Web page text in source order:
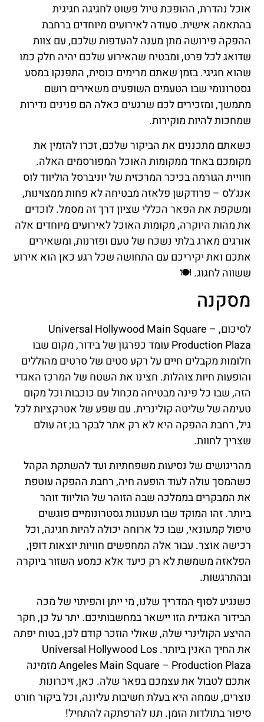
אוכל נהדרת, ההופכת טיול פשוט לחגיגה חגיגית
בהתאמה אישית. סעודה לאירועים מיוחדים ברחבת
ההפקה פירושה מתן מענה להעדפות שלכם, עם צוות
שדואג לכל פרט, ומבטיח שהאירוע שלכם יהיה חלק כמו
שהוא חגיגי. בזמן שאתם מרימים כוסית, התפנקו במסע
גסטרונומי שבו הטעמים השופעים משאירים רושם
מתמשך, ומזכירים לכם שרגעים כאלה הם פנינים נדירות
שמחכות להיות מוקירות.
כשאתם מתכננים את הביקור שלכם, זכרו להזמין את
מקומכם באחד ממקומות האוכל המפורסמים האלה.
חוויית הגורמה בכיכר המרכזית של יוניברסל הוליווד לוס
אנג'לס – פרודקשן פלאזה מבטיחה לא פחות ממצוינות,
ומשקפת את הפאר הכללי שציון דרך זה מסמל. לוכדים
את מהות היוקרה, מקומות האוכל לאירועים מיוחדים אלה
אורגים מארג בלתי נשכח של טעם ופזרנות, ומשאירים
אתכם ואת יקיריכם עם התחושה שכל רגע כאן הוא אירוע
ששווה לחגוג. 🍽️
מסקנה
לסיכום, Universal Hollywood Main Square –
Production Plaza עומד כפרגון של בידור, מקום שבו
חלומות מקבלים חיים על רקע סטים של סרטים מהוללים
והופעות חיות צוהלות. חצינו את השטח של המרכז האגדי
הזה, שבו כל פינה מבטיחה מכחול עם כוכבות וכל מקום
טעימה של שליטה קולינרית. עם שפע של אטרקציות לכל
גיל, רחבת ההפקה היא לא רק אתר לבקר בו; זה עולם
שצריך לחוות.
מהריגושים של נסיעות משפחתיות ועד להשתקת הקהל
כשהמסך עולה לעוד הופעה חיה, רחבת ההפקה עוטפת
את המבקרים בממלכה שבה הזוהר של הוליווד זוהר
ביותר. זהו המוקד שבו תענוגות גסטרונומיים פוגשים
טיפול קמעונאי, שבו כל ארוחה יכולה להיות חגיגה, וכל
רכישה אוצר. עבור אלה המחפשים חוויות יוצאות דופן,
הפלאזה משמשת לא רק כיעד אלא כמסע השזור ביוקרה
ובהתרגשות.
כשנגיע לסוף המדריך שלנו, מי ייתן והפיתוי של מכה
הבידור האגדית הזו יישאר במחשבותיכם. יתר על כן, חקר
ההיצע הקולינרי שלה, שאולי הוזכר קודם לכן, בטוח יפתה
את החיך האנין ביותר. Universal Hollywood Los
Angeles Main Square – Production Plaza מזמינה
אתכם לטבול את עצמכם בפאר שלה. כאן, זיכרונות
נוצרים, שמחה היא בעלת חשיבות עליונה, וכל ביקור חורט
סיפור בתולדות הזמן. תנו להרפתקה להתחיל!